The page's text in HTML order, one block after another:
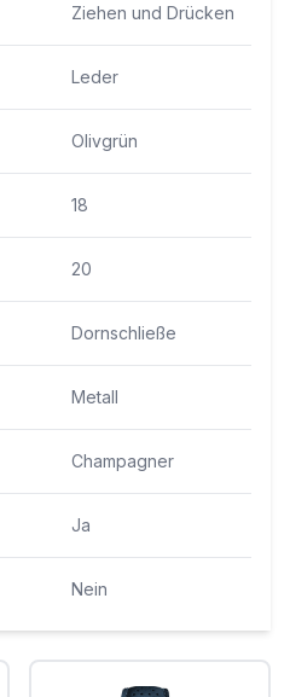
Ziehen und Drücken
Leder
Olivgrün
18
20
Dornschließe
Metall
Champagner
Ja
Nein